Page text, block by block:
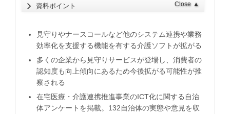
資料ポイント Close ▲
見守りやナースコールなど他のシステム連携や業務
効率化を支援する機能を有する介護ソフトが拡がる
多くの企業から見守りサービスが登場し、消費者の
認知度も向上傾向にあるため今後拡がる可能性が推
察される
在宅医療・介護連携推進事業のICT化に関する自治
体アンケートを掲載。132自治体の実態や意見を収